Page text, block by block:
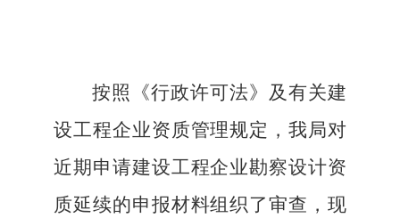
按照《行政许可法》及有关建
设工程企业资质管理规定，我局对
近期申请建设工程企业勘察设计资
质延续的申报材料组织了审查，现